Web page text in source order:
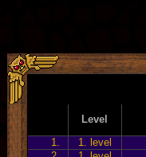
Level
1.
1. level